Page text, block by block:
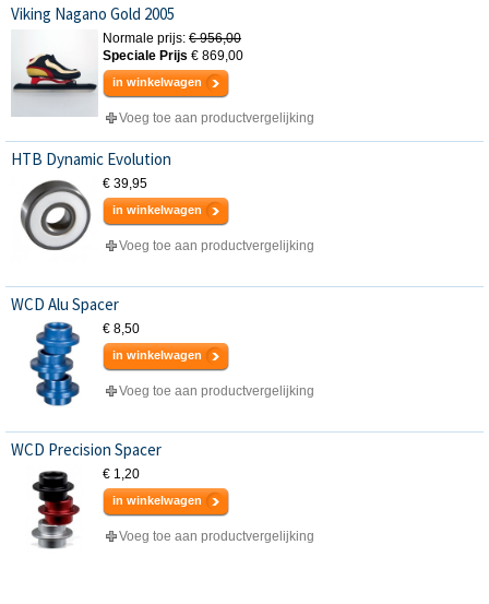
Viking Nagano Gold 2005
Normale prijs: € 956,00
Speciale Prijs € 869,00
in winkelwagen
Voeg toe aan productvergelijking
HTB Dynamic Evolution
€ 39,95
in winkelwagen
Voeg toe aan productvergelijking
WCD Alu Spacer
€ 8,50
in winkelwagen
Voeg toe aan productvergelijking
WCD Precision Spacer
€ 1,20
in winkelwagen
Voeg toe aan productvergelijking